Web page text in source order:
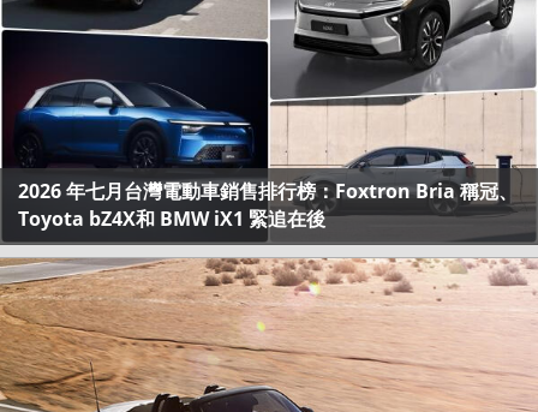
2026 年七月台灣電動車銷售排行榜：Foxtron Bria 稱冠、
Toyota bZ4X和 BMW iX1 緊追在後